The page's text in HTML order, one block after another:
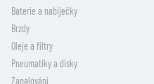
Baterie a nabíječky
Brzdy
Oleje a filtry
Pneumatiky a disky
Zapalování